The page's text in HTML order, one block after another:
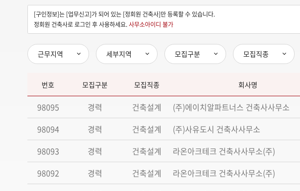
[구인정보]는 [업무신고]가 되어 있는 [정회원 건축사]만 등록할 수 있습니다.
정회원 건축사로 로그인 후 사용하세요.사무소아이디 불가
근무지역 세부지역 모집구분 모집직종
번호 모집구분 모집직종 회사명
98095 경력 건축설계 (주)에이치알파트너스 건축사사무소
98094
경력 건축설계 (주)사유도시 건축사사무소
98093
경력 건축설계 라온아크테크 건축사사무소(주)
98092
경력 건축설계 라온아크테크 건축사사무소(주)